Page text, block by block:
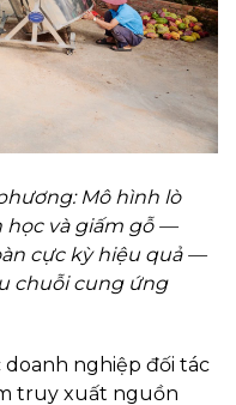
Mô hình lò
học và giấm gỗ —
cực kỳ hiệu quả —
chuỗi cung ứng
doanh nghiệp đối tác
truy xuất nguồn